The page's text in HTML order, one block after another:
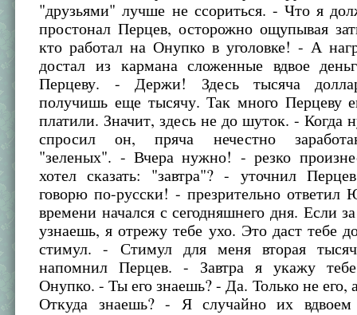
"друзьями" лучше не ссориться. - Что я
простонал Перцев, осторожно ощупывая
кто работал на Онупко в уголовке! - А
достал из кармана сложенные вдвое
Перцеву. - Держи! Здесь тысяча
получишь еще тысячу. Так много Перцеву
платили. Значит, здесь не до шуток. - Когда
спросил он, пряча нечестно
"зеленых". - Вчера нужно! - резко
хотел сказать: "завтра"? - уточнил
говорю по-русски! - презрительно
времени начался с сегодняшнего дня. Если
узнаешь, я отрежу тебе ухо. Это даст тебе
стимул. - Стимул для меня вторая
напомнил Перцев. - Завтра я укажу тебе
Онупко. - Ты его знаешь? - Да. Только не его,
Откуда знаешь? - Я случайно их